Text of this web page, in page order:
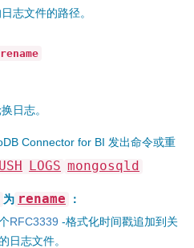
志文件的路径。
日志。
Connector for BI 发出命令或重
LOGS mongosqld
为 rename
：
RFC3339 -格式化时间戳追加到关
日志文件。